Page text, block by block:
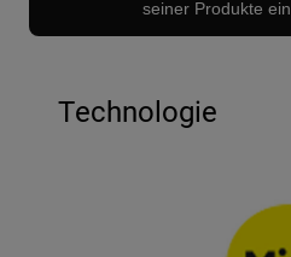
seiner Produkte ein.
Technologie